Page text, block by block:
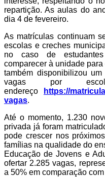
repartição. As aulas do
dia 4 de fevereiro.
As matrículas continuam
escolas e creches
no caso de
comparecer à unidade
também disponibilizou
vagas por
endereço
https://
vagas.
Até o momento, 1.230
privada já foram
pode crescer nos
famílias na qualidade do
Educação de Jovens e
ofertar 2.285 vagas,
a 50% em comparação